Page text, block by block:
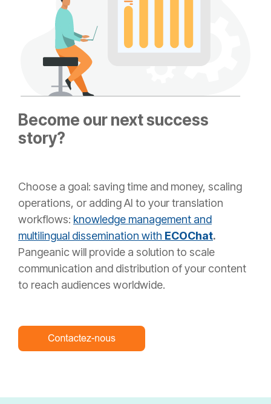
Become our next success
story?
Choose a goal: saving time and money, scaling
operations, or adding AI to your translation
workflows: knowledge management and
multilingual dissemination with ECOChat.
Pangeanic will provide a solution to scale
communication and distribution of your content
to reach audiences worldwide.